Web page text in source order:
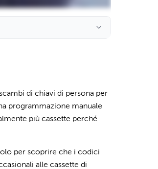
di chiavi di persona per
programmazione manuale
più cassette perché
per scoprire che i codici
alle cassette di